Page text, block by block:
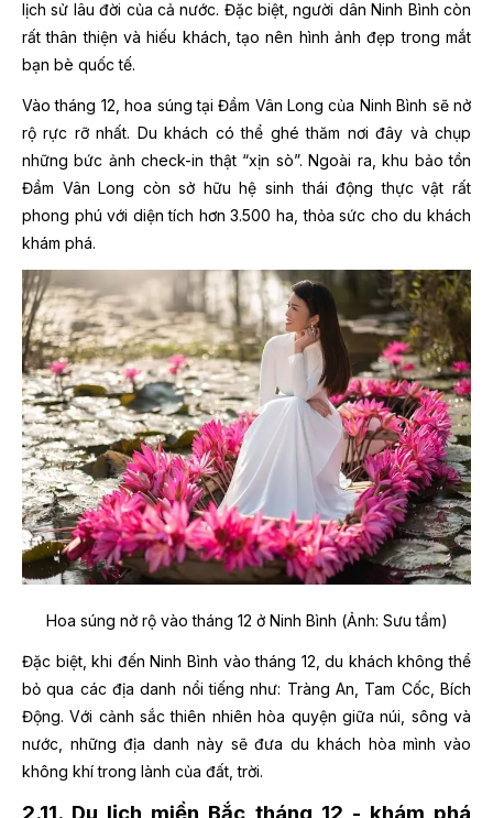
lịch sử lâu đời của cả nước. Đặc biệt, người dân Ninh Bình còn
rất thân thiện và hiếu khách, tạo nên hình ảnh đẹp trong mắt
bạn bè quốc tế.
Vào tháng 12, hoa súng tại Đầm Vân Long của Ninh Bình sẽ nở
rộ rực rỡ nhất. Du khách có thể ghé thăm nơi đây và chụp
những bức ảnh check-in thật “xịn sò”. Ngoài ra, khu bảo tồn
Đầm Vân Long còn sở hữu hệ sinh thái động thực vật rất
phong phú với diện tích hơn 3.500 ha, thỏa sức cho du khách
khám phá.
Hoa súng nở rộ vào tháng 12 ở Ninh Bình (Ảnh: Sưu tầm)
Đặc biệt, khi đến Ninh Bình vào tháng 12, du khách không thể
bỏ qua các địa danh nổi tiếng như: Tràng An, Tam Cốc, Bích
Động. Với cảnh sắc thiên nhiên hòa quyện giữa núi, sông và
nước, những địa danh này sẽ đưa du khách hòa mình vào
không khí trong lành của đất, trời.